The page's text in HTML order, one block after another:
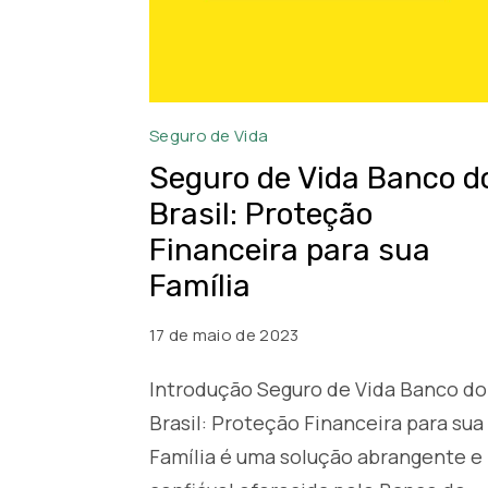
Seguro
Vida
Banco
do
Brasil
Seguro de Vida
Seguro de Vida Banco
Brasil: Proteção
Financeira para sua
Família
17 de maio de 2023
Introdução Seguro de Vida Banco do
Brasil: Proteção Financeira para sua
Família é uma solução abrangente e